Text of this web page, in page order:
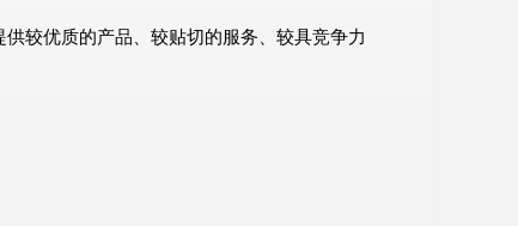
较优质的产品、较贴切的服务、较具竞争力